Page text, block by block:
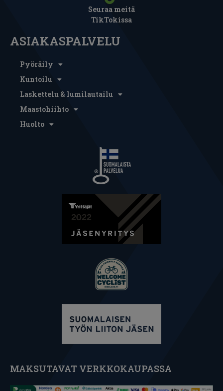
Seuraa meitä
TikTokissa
ASIAKASPALVELU
Pyöräily
Kuntoilu
Laskettelu & lumilautailu
Maastohiihto
Huolto
MAKSUTAVAT VERKKOKAUPASSA